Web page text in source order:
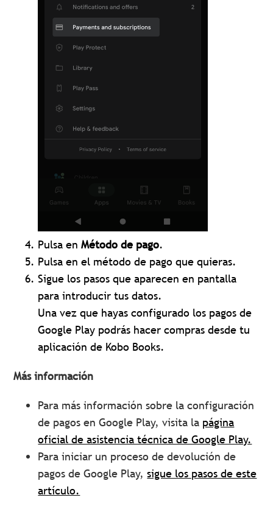
Pulsa enMétodo de pago.
Pulsa en el método de pago que quieras.
Sigue los pasos que aparecen en pantalla
para introducir tus datos.
Una vez que hayas configurado los pagos de
Google Play podrás hacer compras desde tu
aplicación de Kobo Books.
Más información
Para más información sobre la configuración
de pagos en Google Play, visita la página
oficial de asistencia técnica de Google Play.
Para iniciar un proceso de devolución de
pagos de Google Play,sigue los pasos de este
artículo.